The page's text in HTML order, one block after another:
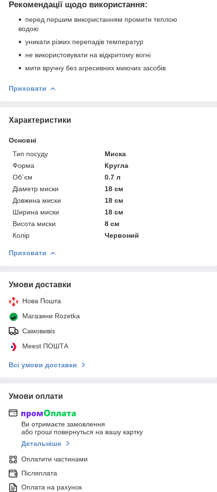
Рекомендації щодо використання:
перед першим використанням промити теплою
водою
уникати різких перепадів температур
не використовувати на відкритому вогні
мити вручну без агресивних миючих засобів
Приховати
Характеристики
Основні
Тип посуду
Миска
Форма
Кругла
Об`єм
0.7 л
Діаметр миски
18 см
Довжина миски
18 см
Ширина миски
18 см
Висота миски
8 см
Колір
Червоний
Приховати
Умови доставки
Нова Пошта
Магазини Rozetka
Самовивіз
Meest ПОШТА
Всі умови доставки
Умови оплати
Ви отримаєте замовлення
або гроші повернуться на вашу картку
Детальніше
Оплатити частинами
Післяплата
Оплата на рахунок